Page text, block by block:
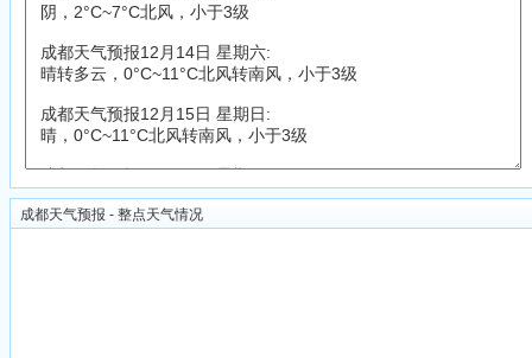
成都天气预报 - 整点天气情况